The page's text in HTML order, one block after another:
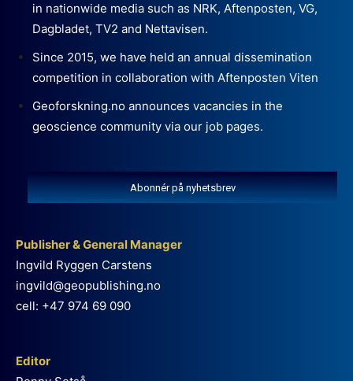
in nationwide media such as NRK, Aftenposten, VG,
Dagbladet, TV2 and Nettavisen.
Since 2015, we have held an annual dissemination
competition in collaboration with Aftenposten Viten
Geoforskning.no announces vacancies in the
geoscience community via our job pages.
Abonnér på nyhetsbrev
Publisher & General Manager
Ingvild Ryggen Carstens
ingvild@geopublishing.no
cell: +47 974 69 090
Editor